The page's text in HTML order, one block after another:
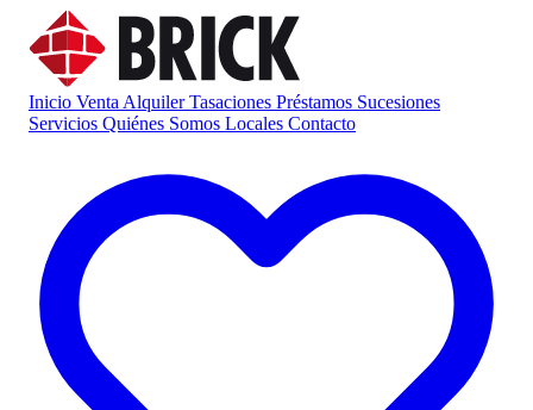
Inicio Venta AlquilerTasaciones Préstamos Sucesiones
Servicios Quiénes Somos Locales Contacto